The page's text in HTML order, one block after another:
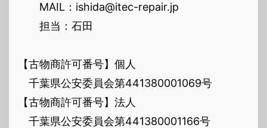
MAIL：ishida@itec-repair.jp
担当：石田
【古物商許可番号】個人
千葉県公安委員会第441380001069号
【古物商許可番号】法人
千葉県公安委員会第441380001166号